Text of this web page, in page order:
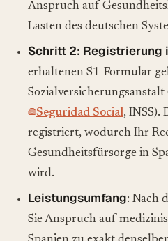
Anspruch auf
Lasten des deutschen
Schritt 2: Registrierung
erhaltenen S1-Formular
Seguridad Social, INSS).
registriert, wodurch Ihr
Gesundheitsfürsorge in
wird.
Leistungsumfang: Nach
Sie Anspruch auf